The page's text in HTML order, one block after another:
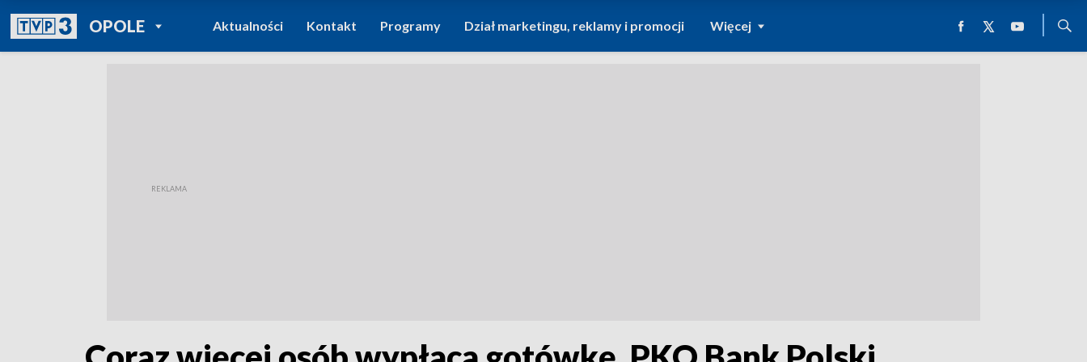
OPOLEPOWRÓT DO
TVP REGIONY
Aktualności Kontakt Programy Dział marketingu, reklamy i promocji Więcej